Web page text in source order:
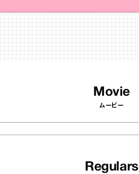
Movie
ムービー
Regulars